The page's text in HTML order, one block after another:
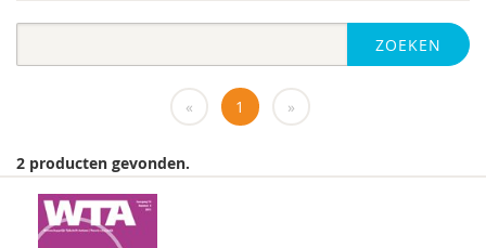
https://www.openbaaronderwijs.nu/
Marieke-Beltman
MSc
MSc.
ZOEKEN
« 1 »
2 producten gevonden.